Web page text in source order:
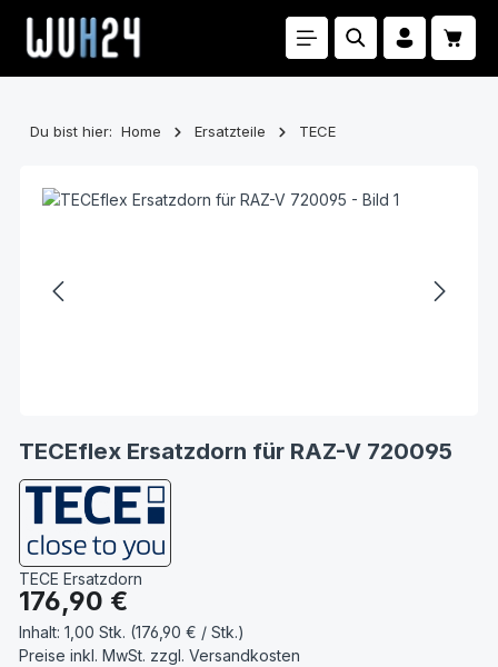
Zum Hauptinhalt springen
Du bist hier: Home Ersatzteile TECE
TECEflex Ersatzdorn für RAZ-V 720095
TECE Ersatzdorn
Regulärer Preis:
176,90 €
Inhalt: 1,00 Stk. (176,90 € / Stk.)
Preise inkl. MwSt. zzgl. Versandkosten